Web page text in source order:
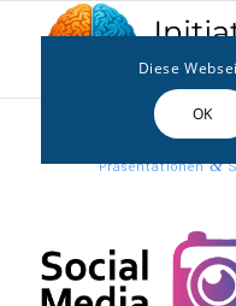
Präsentationen&
Diese
OK